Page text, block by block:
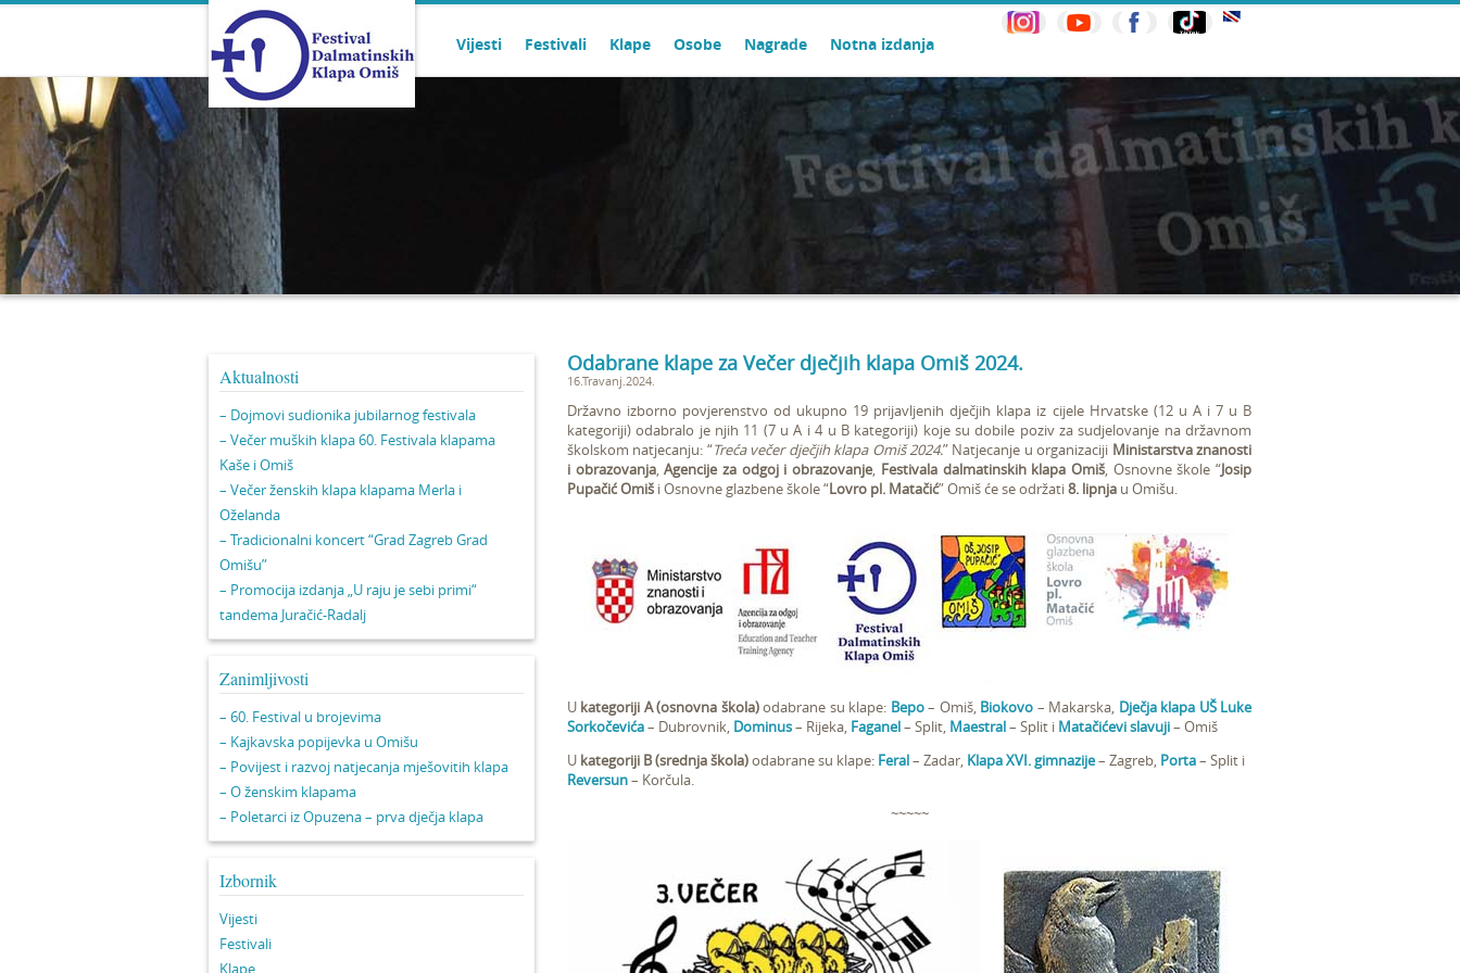
Vijesti Festivali Klape Osobe Nagrade Notna izdanja
Aktualnosti
– Dojmovi sudionika jubilarnog festivala
– Večer muških klapa 60. Festivala klapama
Kaše i Omiš
– Večer ženskih klapa klapama Merla i
Oželanda
– Tradicionalni koncert “Grad Zagreb Grad
Omišu”
– Promocija izdanja „U raju je sebi primi“
tandema Juračić-Radalj
Zanimljivosti
– 60. Festival u brojevima
– Kajkavska popijevka u Omišu
– Povijest i razvoj natjecanja mješovitih klapa
– O ženskim klapama
– Poletarci iz Opuzena – prva dječja klapa
Izbornik
Vijesti
Festivali
Klape
Odabrane klape za Večer dječjih klapa Omiš 2024.
16.Travanj.2024.
Državno izborno povjerenstvo od ukupno 19 prijavljenih dječjih klapa iz cijele Hrvatske (12 u A i 7 u B
kategoriji) odabralo je njih 11 (7 u A i 4 u B kategoriji) koje su dobile poziv za sudjelovanje na državnom
školskom natjecanju: “Treća večer dječjih klapa Omiš 2024.” Natjecanje u organizaciji Ministarstva znanosti
i obrazovanja,Agencije za odgoj i obrazovanje, Festivala dalmatinskih klapa Omiš, Osnovne škole “Josip
Pupačić Omiš i Osnovne glazbene škole “Lovro pl. Matačić” Omiš će se održati8. lipnja u Omišu.
U kategoriji A (osnovna škola)odabrane su klape: Bepo– Omiš, Biokovo – Makarska, Dječja klapa UŠ Luke
Sorkočevića– Dubrovnik, Dominus– Rijeka, Faganel– Split, Maestral– Split i Matačićevi slavuji– Omiš
U kategoriji B (srednja škola)odabrane su klape: Feral– Zadar, Klapa XVI. gimnazije– Zagreb, Porta– Split i
Reversun– Korčula.
~~~~~